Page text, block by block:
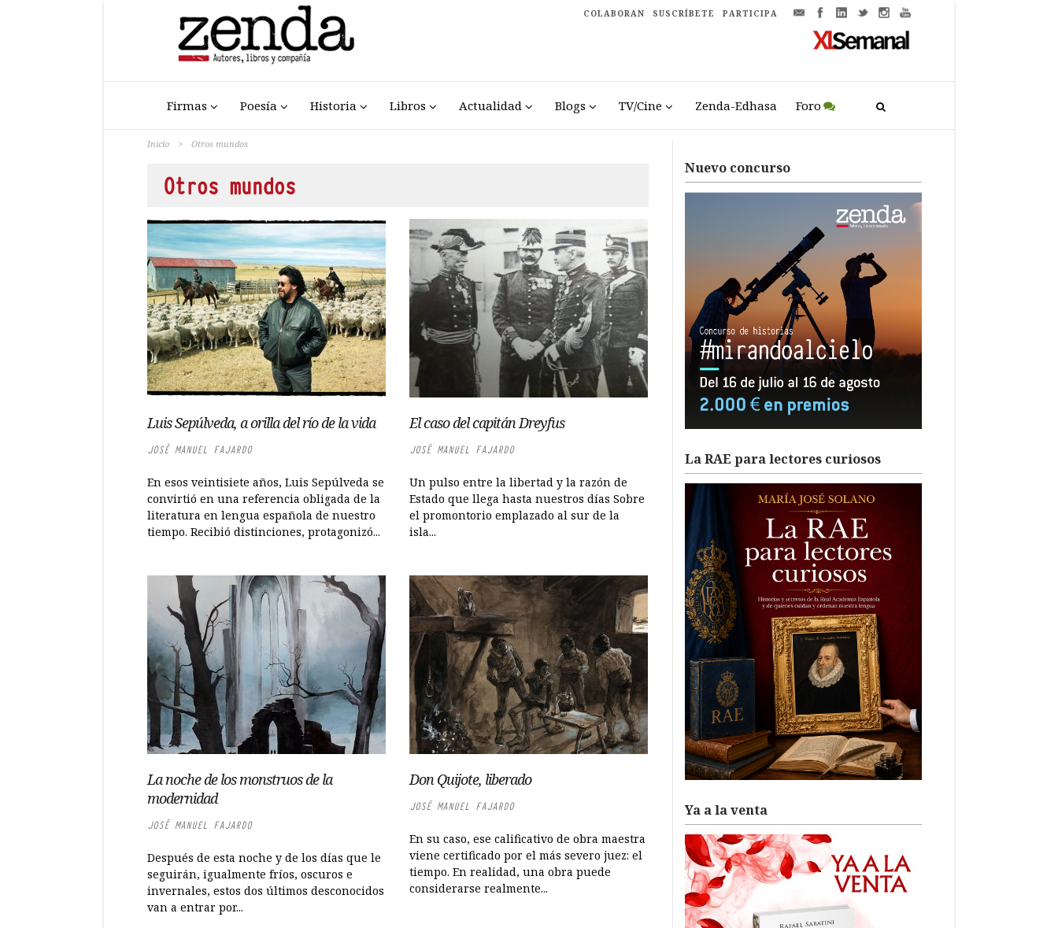
COLABORAN SUSCRÍBETE PARTICIPA
Firmas Poesía Historia Libros Actualidad Blogs TV/Cine Zenda-Edhasa Foro
Inicio > Otros mundos
Otros mundos
Luis Sepúlveda, a orilla del río de la vida
JOSÉ MANUEL FAJARDO
En esos veintisiete años, Luis Sepúlveda se
convirtió en una referencia obligada de la
literatura en lengua española de nuestro
tiempo. Recibió distinciones, protagonizó...
El caso del capitán Dreyfus
JOSÉ MANUEL FAJARDO
Un pulso entre la libertad y la razón de
Estado que llega hasta nuestros días Sobre
el promontorio emplazado al sur de la
isla...
La noche de los monstruos de la
modernidad
JOSÉ MANUEL FAJARDO
Después de esta noche y de los días que le
seguirán, igualmente fríos, oscuros e
invernales, estos dos últimos desconocidos
van a entrar por...
Don Quijote, liberado
JOSÉ MANUEL FAJARDO
En su caso, ese calificativo de obra maestra
viene certificado por el más severo juez: el
tiempo. En realidad, una obra puede
considerarse realmente...
Nuevo concurso
La RAE para lectores curiosos
Ya a la venta